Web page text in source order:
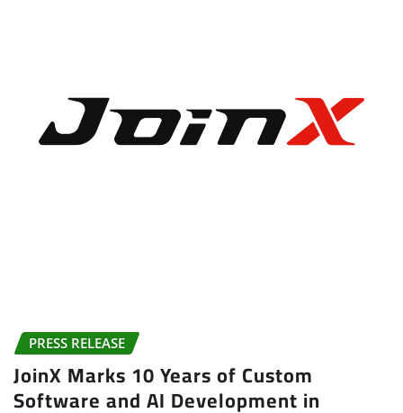
PRESS RELEASE
JoinX Marks 10 Years of Custom
Software and AI Development in